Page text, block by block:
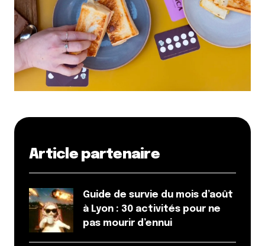
Article partenaire
Guide de survie du mois d’août
à Lyon : 30 activités pour ne
pas mourir d’ennui